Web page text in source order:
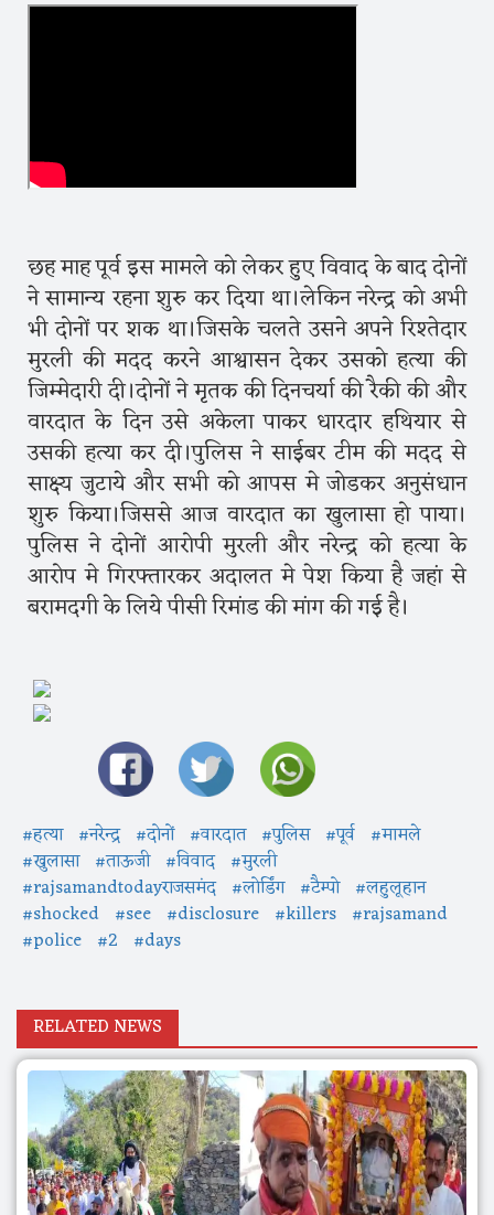
छह माह पूर्व इस मामले को लेकर हुए विवाद के बाद दोनों
ने सामान्य रहना शुरु कर दिया था।लेकिन नरेन्द्र को अभी
भी दोनों पर शक था।जिसके चलते उसने अपने रिश्तेदार
मुरली की मदद करने आश्वासन देकर उसको हत्या की
जिम्मेदारी दी।दोनों ने मृतक की दिनचर्या की रैकी की और
वारदात के दिन उसे अकेला पाकर धारदार हथियार से
उसकी हत्या कर दी।पुलिस ने साईबर टीम की मदद से
साक्ष्य जुटाये और सभी को आपस मे जोडकर अनुसंधान
शुरु किया।जिससे आज वारदात का खुलासा हो पाया।
पुलिस ने दोनों आरोपी मुरली और नरेन्द्र को हत्या के
आरोप मे गिरफ्तारकर अदालत मे पेश किया है जहां से
बरामदगी के लिये पीसी रिमांड की मांग की गई है।
#हत्या #नरेन्द्र #दोनों #वारदात #पुलिस #पूर्व #मामले
#खुलासा #ताऊजी #विवाद #मुरली
#rajsamandtodayराजसमंद #लोर्डिंग #टैम्पो #लहुलूहान
#shocked #see #disclosure #killers #rajsamand
#police #2 #days
RELATED NEWS